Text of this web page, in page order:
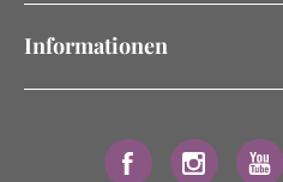
Informationen